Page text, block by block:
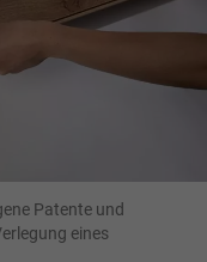
Patente und
eines